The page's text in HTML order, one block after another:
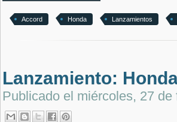
Accord Honda Lanzamientos
Lanzamiento:
Publicado el miércoles, 27 de